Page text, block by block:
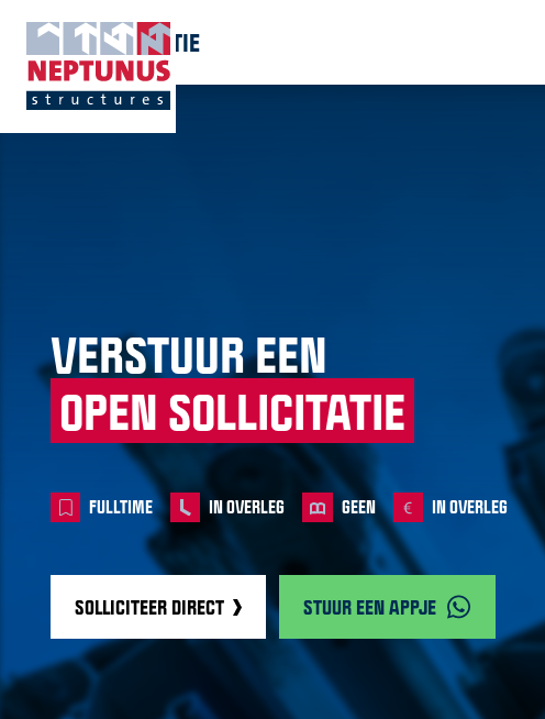
VERSTUUR EEN
OPEN SOLLICITATIE
FULLTIME IN OVERLEG GEEN IN OVERLEG
SOLLICITEER DIRECT STUUR EEN APPJE
OPEN SOLLICITATIE